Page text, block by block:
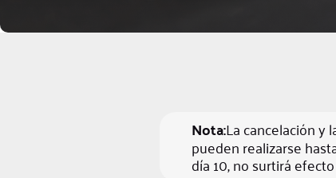
Nota:La cancelación y
pueden realizarse
día 10, no surtirá